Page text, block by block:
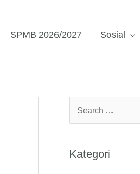
SPMB 2026/2027 Sosial
Kategori